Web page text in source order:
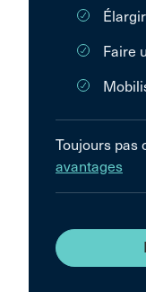
Faire
Toujours pas
avantages